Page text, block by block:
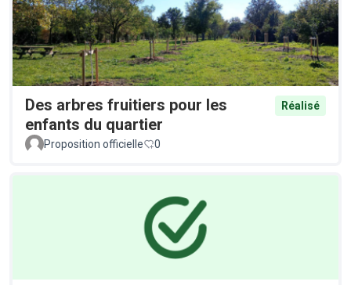
Des arbres fruitiers pour les
enfants du quartier
Réalisé
Proposition officielle 0